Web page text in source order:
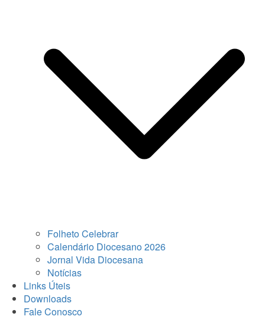
Folheto Celebrar
Calendário Diocesano 2026
Jornal Vida Diocesana
Notícias
Links Úteis
Downloads
Fale Conosco